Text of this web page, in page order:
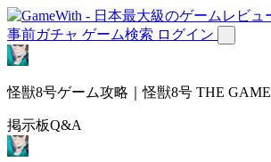
事前ガチャ ゲーム検索 ログイン
怪獣8号ゲーム攻略｜怪獣8号 THE GAME
掲示板Q&A